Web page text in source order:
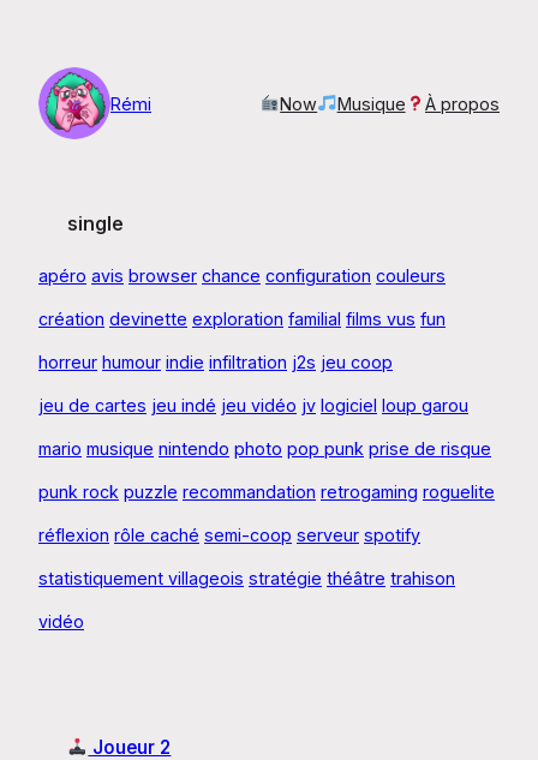
contenu
Rémi
Now Musique À propos
single
apéro avis browser chance configuration couleurs
création devinette exploration familial films vus fun
horreur humour indie infiltration j2s jeu coop
jeu de cartes jeu indé jeu vidéo jv logiciel loup garou
mario musique nintendo photo pop punk prise de risque
punk rock puzzle recommandation retrogaming roguelite
réflexion rôle caché semi-coop serveur spotify
statistiquement villageois stratégie théâtre trahison
vidéo
Joueur 2